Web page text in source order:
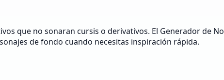
que no sonaran cursis o derivativos. El Generador de
de fondo cuando necesitas inspiración rápida.